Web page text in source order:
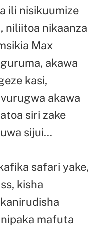
ili nisikuumize
niliitoa nikaanza
Max
akawa
kasi,
akawa
siri zake
sijui…
safari yake,
kisha
mafuta